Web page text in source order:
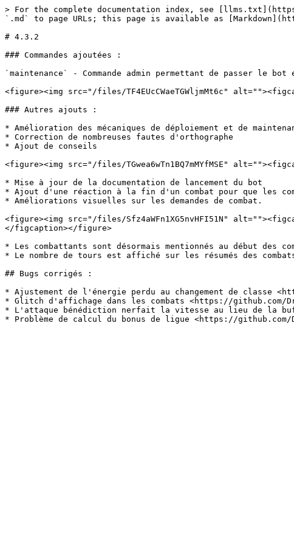
> For the complete documentation index, see
`.md` to page URLs; this page is available as
# 4.3.2
### Commandes ajoutées :
`maintenance` - Commande admin permettant de passer le bot
<figure><img src="/files/TF4EUcCWaeTGWljmMt6c"
### Autres ajouts :
* Amélioration des mécaniques de déploiement et de
* Correction de nombreuses fautes d'orthographe
* Ajout de conseils
<figure><img src="/files/TGwea6wTn1BQ7mMYfMSE"
* Mise à jour de la documentation de lancement du bot
* Ajout d'une réaction à la fin d'un combat pour que les
* Améliorations visuelles sur les demandes de combat.
<figure><img src="/files/Sfz4aWFn1XG5nvHFI51N"
</figcaption></figure>
* Les combattants sont désormais mentionnés au début des
* Le nombre de tours est affiché sur les résumés des
## Bugs corrigés :
* Ajustement de l'énergie perdu au changement de classe
* Glitch d'affichage dans les combats <https://github.com/
* L'attaque bénédiction nerfait la vitesse au lieu de la